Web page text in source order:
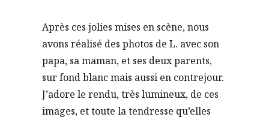
Après ces jolies mises en scène, nous
avons réalisé des photos de L. avec son
papa, sa maman, et ses deux parents,
sur fond blanc mais aussi en contrejour.
J’adore le rendu, très lumineux, de ces
images, et toute la tendresse qu’elles